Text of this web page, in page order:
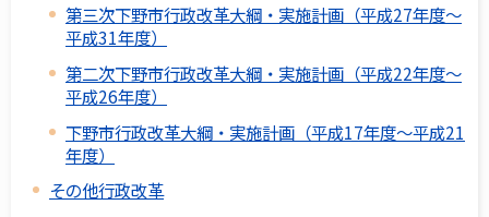
第三次下野市行政改革大綱・実施計画（平成27年度～
平成31年度）
第二次下野市行政改革大綱・実施計画（平成22年度～
平成26年度）
下野市行政改革大綱・実施計画（平成17年度～平成21
年度）
その他行政改革